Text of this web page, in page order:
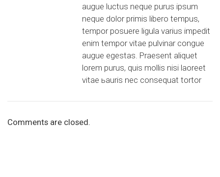
augue luctus neque purus ipsum
neque dolor primis libero tempus,
tempor posuere ligula varius impedit
enim tempor vitae pulvinar congue
augue egestas. Praesent aliquet
lorem purus, quis mollis nisi laoreet
vitae ьauris nec consequat tortor
Comments are closed.